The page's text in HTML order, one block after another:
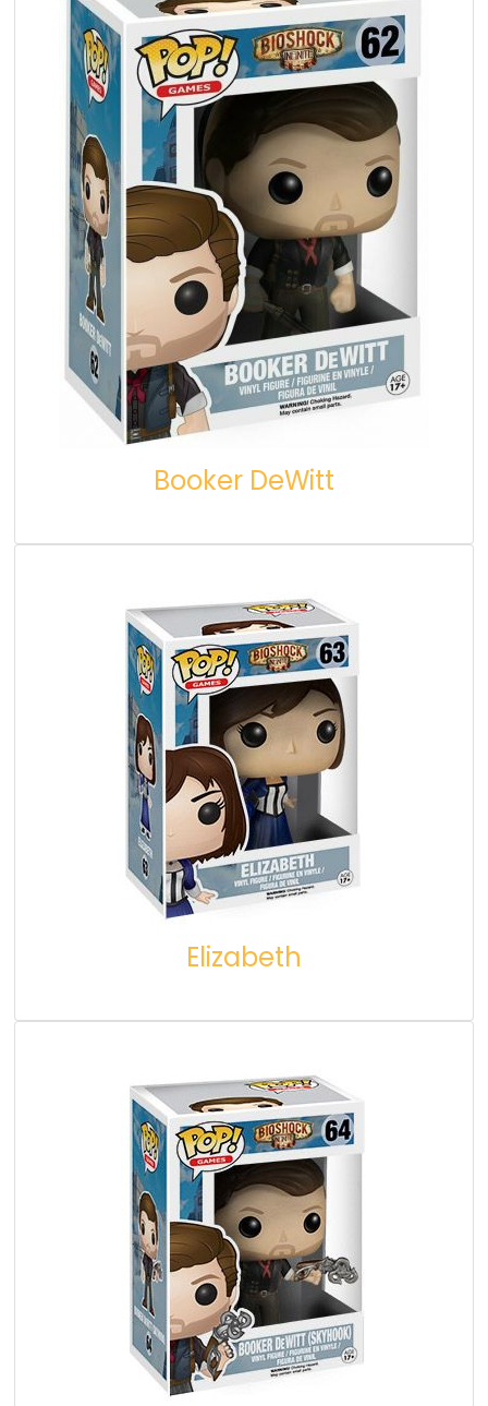
Booker DeWitt
Elizabeth